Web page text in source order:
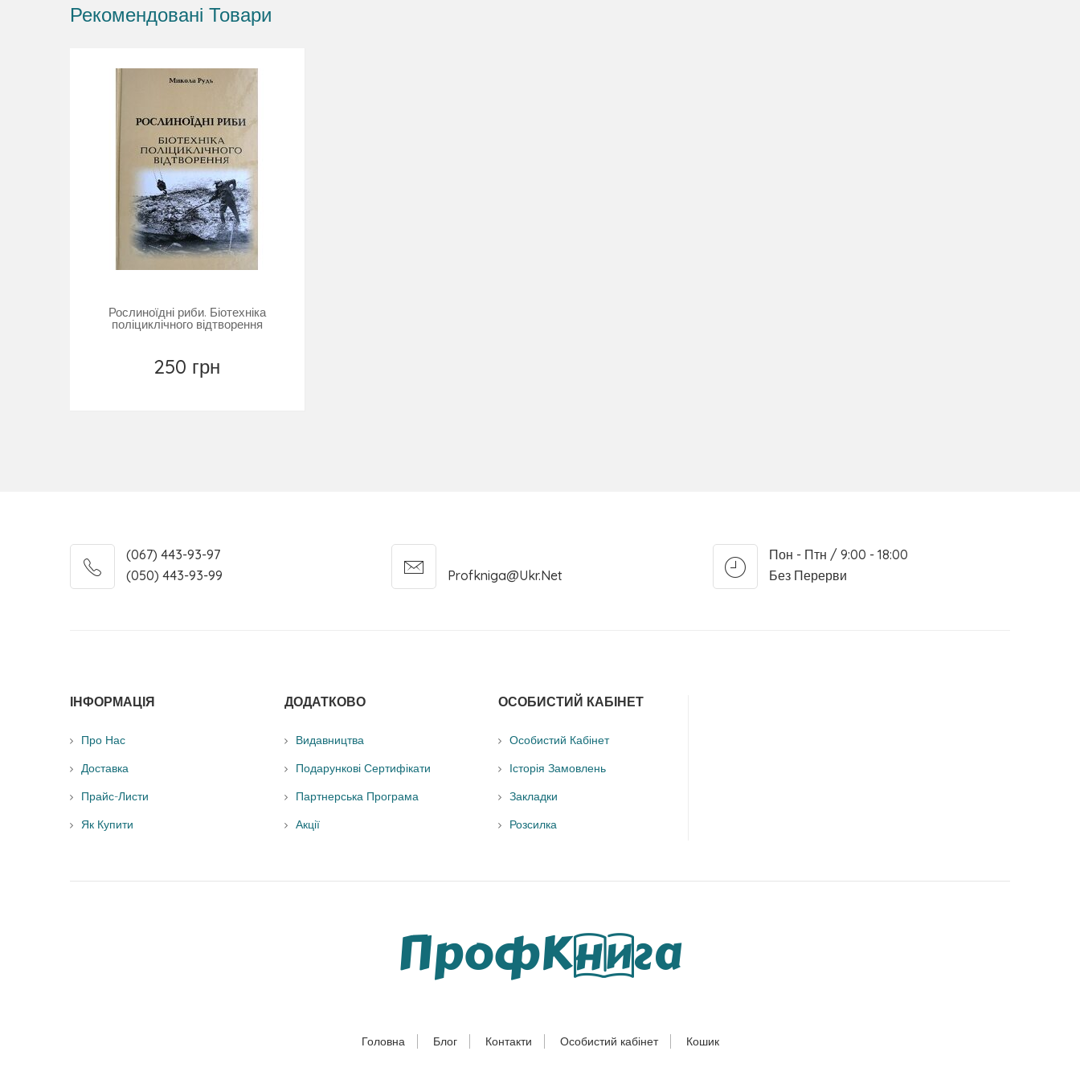
Рекомендовані Товари
Рослиноїдні риби. Біотехніка
поліциклічного відтворення
250 грн
(067) 443-93-97
(050) 443-93-99
Profkniga@ukr.net
Пон - Птн / 9:00 - 18:00
Без Перерви
ІНФОРМАЦІЯ
Про Нас
Доставка
Прайс-Листи
Як Купити
ДОДАТКОВО
Видавництва
Подарункові Сертифікати
Партнерська Програма
Акції
ОСОБИСТИЙ КАБІНЕТ
Особистий Кабінет
Історія Замовлень
Закладки
Розсилка
Головна Блог Контакти Особистий кабінет Кошик